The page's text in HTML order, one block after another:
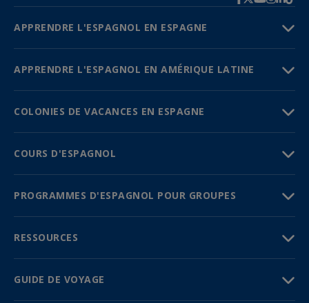
APPRENDRE L'ESPAGNOL EN ESPAGNE
APPRENDRE L'ESPAGNOL EN AMÉRIQUE LATINE
COLONIES DE VACANCES EN ESPAGNE
COURS D'ESPAGNOL
PROGRAMMES D'ESPAGNOL POUR GROUPES
RESSOURCES
GUIDE DE VOYAGE